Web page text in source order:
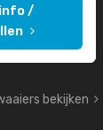
/
bekijken